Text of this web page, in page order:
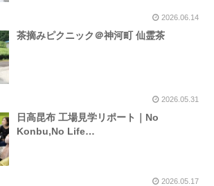
2026.06.14
茶摘みピクニック＠神河町 仙霊茶
2026.05.31
日高昆布 工場見学リポート｜No
Konbu,No Life…
2026.05.17